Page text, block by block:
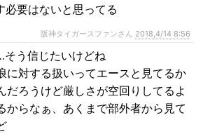
必要はないと思ってる
阪神タイガースファンさん 2018,4/14 8:56
そう信じたいけどね
に対する扱いってエースと見てるか
だろうけど厳しさが空回りしてるよ
からなぁ、あくまで部外者から見て